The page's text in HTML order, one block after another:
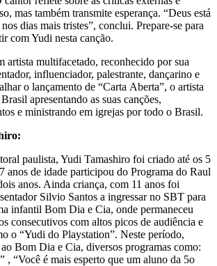
mas também transmite esperança. “Deus está
nos dias mais tristes”, conclui. Prepare-se para
com Yudi nesta canção.
artista multifacetado, reconhecido por sua
influenciador, palestrante, dançarino e
o lançamento de “Carta Aberta”, o artista
apresentando as suas canções,
e ministrando em igrejas por todo o Brasil.
paulista, Yudi Tamashiro foi criado até os 5
anos de idade participou do Programa do Raul
anos. Ainda criança, com 11 anos foi
Silvio Santos a ingressar no SBT para
infantil Bom Dia e Cia, onde permaneceu
consecutivos com altos picos de audiência e
o “Yudi do Playstation”. Neste período,
Bom Dia e Cia, diversos programas como:
, “Você é mais esperto que um aluno da 5o